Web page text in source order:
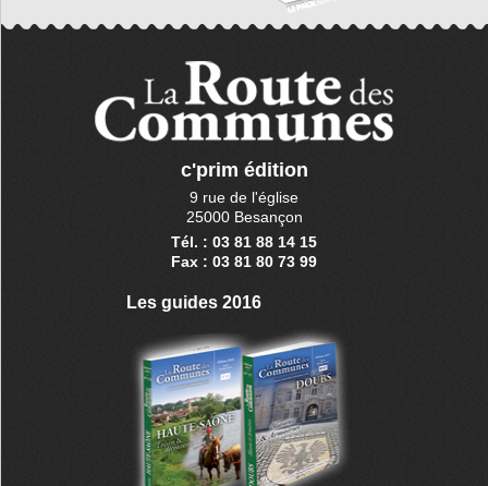
c'prim édition
9 rue de l'église
25000 Besançon
Tél. : 03 81 88 14 15
Fax : 03 81 80 73 99
Les guides 2016